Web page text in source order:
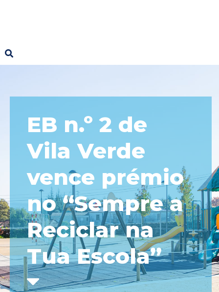
EB n.º 2 de
Vila Verde
vence prémio
no “Sempre a
Reciclar na
Tua Escola”